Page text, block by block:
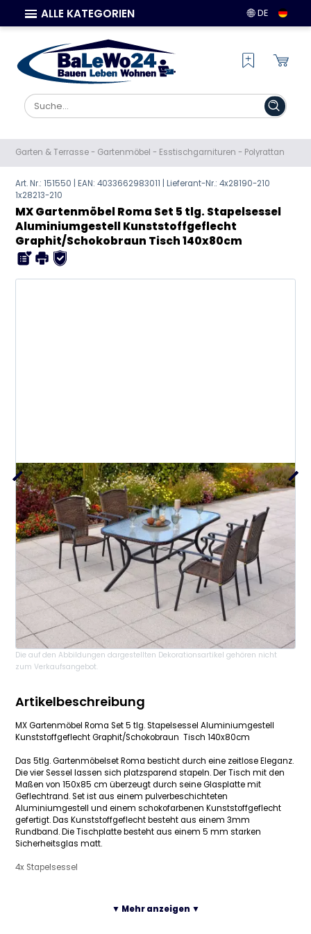
ALLE KATEGORIEN DE
Garten & Terrasse- Gartenmöbel - Esstischgarnituren - Polyrattan
Art. Nr.: 151550 | EAN:4033662983011 | Lieferant-Nr.: 4x28190-210
1x28213-210
MX Gartenmöbel Roma Set 5 tlg. Stapelsessel
Aluminiumgestell Kunststoffgeflecht
Graphit/Schokobraun Tisch 140x80cm
Die auf den Abbildungen dargestellten Dekorationsartikel gehören nicht
zum Verkaufsangebot.
Artikelbeschreibung
MX Gartenmöbel Roma Set 5 tlg. Stapelsessel Aluminiumgestell
Kunststoffgeflecht Graphit/Schokobraun Tisch 140x80cm
Das 5tlg. Gartenmöbelset Roma besticht durch eine zeitlose Eleganz.
Die vier Sessel lassen sich platzsparend stapeln. Der Tisch mit den
Maßen von 150x85 cm überzeugt durch seine Glasplatte mit
Geflechtrand. Set ist aus einem pulverbeschichteten
Aluminiumgestell und einem schokofarbenen Kunststoffgeflecht
gefertigt. Das Kunststoffgeflecht besteht aus einem 3mm
Rundband. Die Tischplatte besteht aus einem 5 mm starken
Sicherheitsglas matt.
4x Stapelsessel
▼ Mehr anzeigen ▼